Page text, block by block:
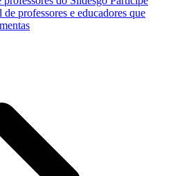
professores e educadores que